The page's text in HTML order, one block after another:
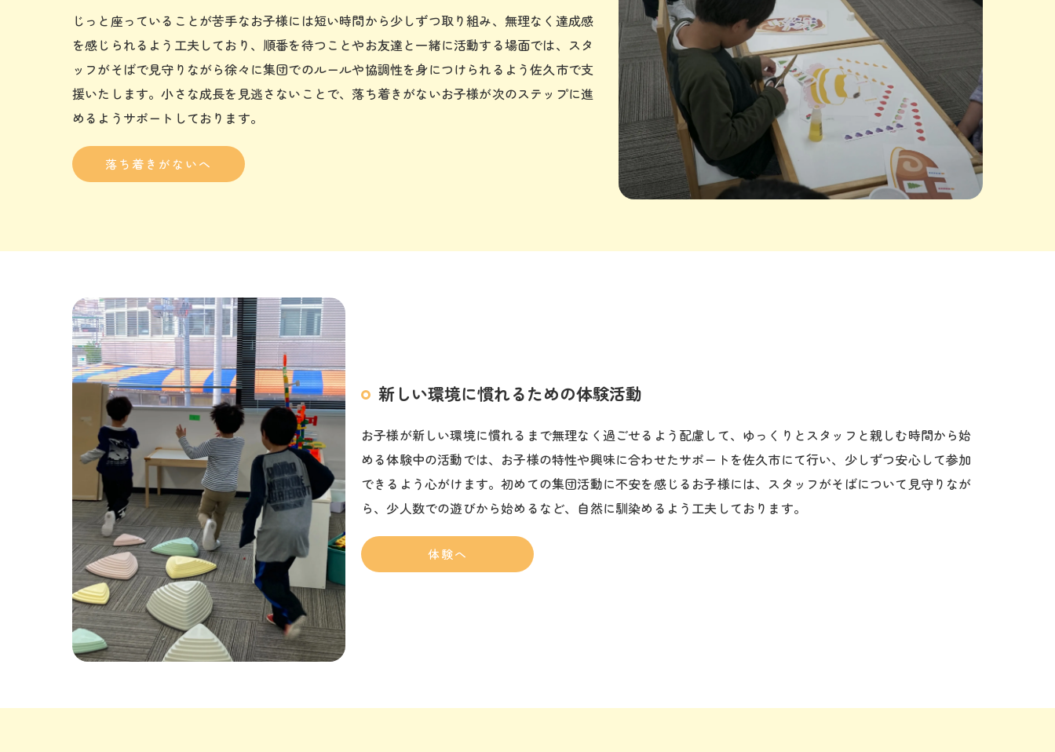
じっと座っていることが苦手なお子様には短い時間から少しずつ取り組み、無理なく達成感
を感じられるよう工夫しており、順番を待つことやお友達と一緒に活動する場面では、スタ
ッフがそばで見守りながら徐々に集団でのルールや協調性を身につけられるよう佐久市で支
援いたします。小さな成長を見逃さないことで、落ち着きがないお子様が次のステップに進
めるようサポートしております。
落ち着きがないへ
新しい環境に慣れるための体験活動
お子様が新しい環境に慣れるまで無理なく過ごせるよう配慮して、ゆっくりとスタッフと親しむ時間から始
める体験中の活動では、お子様の特性や興味に合わせたサポートを佐久市にて行い、少しずつ安心して参加
できるよう心がけます。初めての集団活動に不安を感じるお子様には、スタッフがそばについて見守りなが
ら、少人数での遊びから始めるなど、自然に馴染めるよう工夫しております。
体験へ